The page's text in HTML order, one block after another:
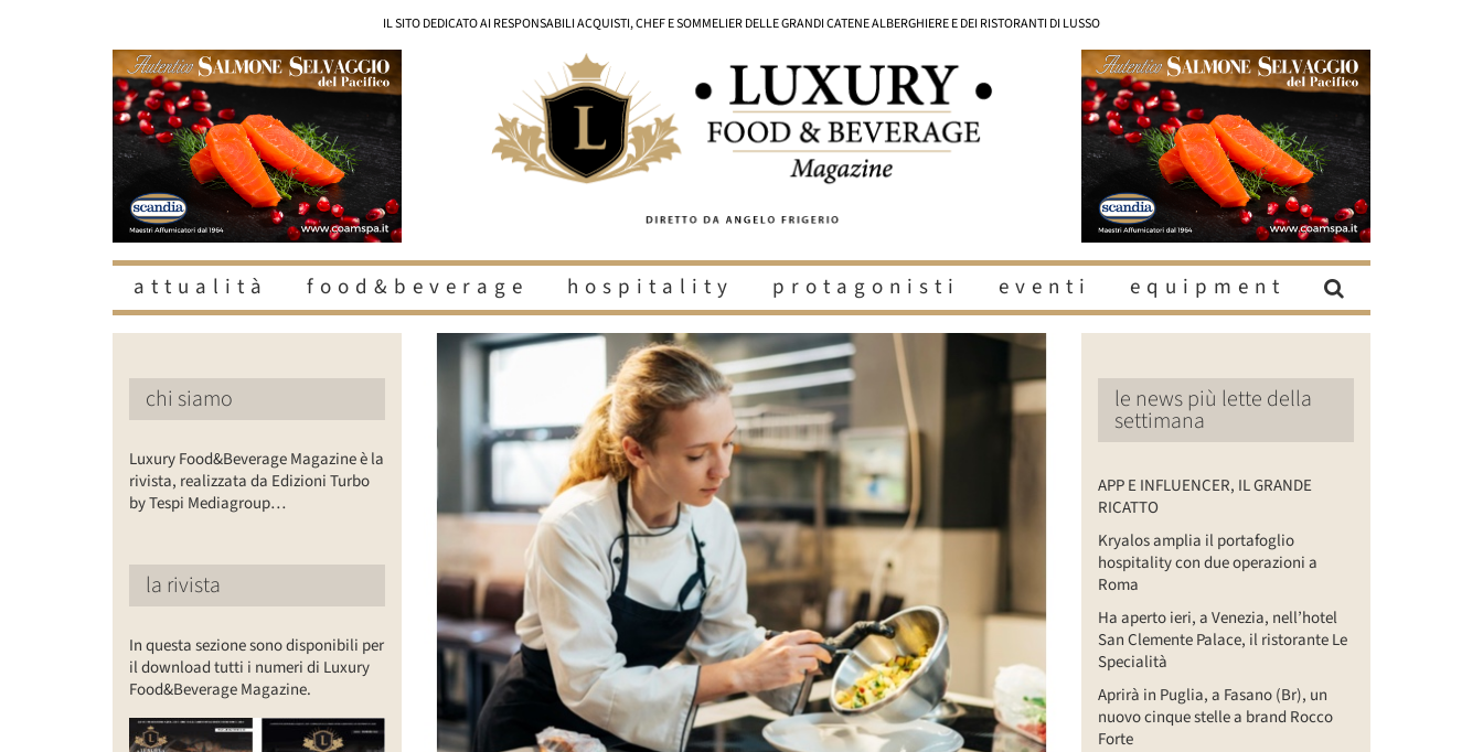
IL SITO DEDICATO AI RESPONSABILI ACQUISTI, CHEF E SOMMELIER DELLE GRANDI CATENE ALBERGHIERE E DEI RISTORANTI DI LUSSO
attualità food&beverage hospitality protagonisti eventi equipment
Ingrandisci
immagine
chi siamo
Luxury Food&Beverage Magazine è la
rivista, realizzata da Edizioni Turbo
by Tespi Mediagroup…
la rivista
In questa sezione sono disponibili per
il download tutti i numeri di Luxury
Food&Beverage Magazine.
le news più lette della
settimana
APP E INFLUENCER, IL GRANDE
RICATTO
Kryalos amplia il portafoglio
hospitality con due operazioni a
Roma
Ha aperto ieri, a Venezia, nell’hotel
San Clemente Palace, il ristorante Le
Specialità
Aprirà in Puglia, a Fasano (Br), un
nuovo cinque stelle a brand Rocco
Forte